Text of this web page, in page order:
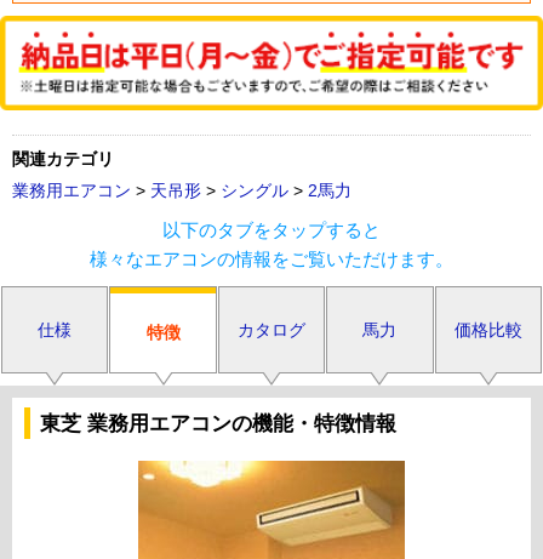
関連カテゴリ
業務用エアコン > 天吊形 > シングル > 2馬力
以下のタブをタップすると
様々なエアコンの情報をご覧いただけます。
仕様 特徴 カタログ 馬力 価格比較
東芝 業務用エアコンの機能・特徴情報